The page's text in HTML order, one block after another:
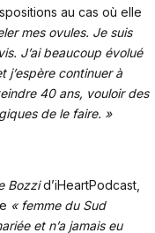
au cas où elle
mes ovules. Je suis
J’ai beaucoup évolué
j’espère continuer à
40 ans, vouloir des
de le faire. »
Bozzid’iHeartPodcast,
« femme du Sud
et n’a jamais eu